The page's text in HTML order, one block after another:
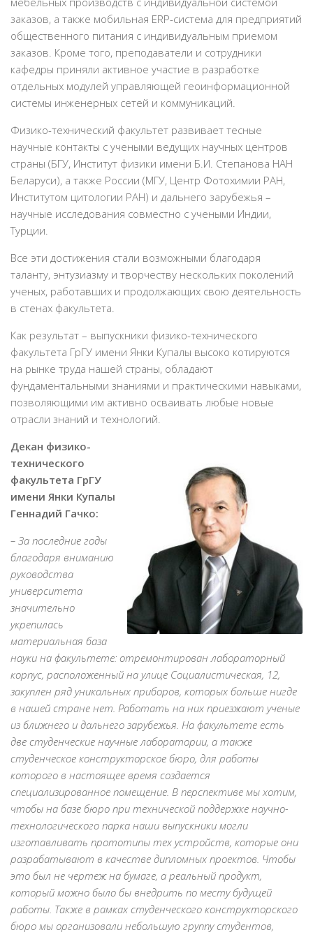
заказов, а также мобильная ERP-система для предприятий
общественного питания с индивидуальным приемом
заказов. Кроме того, преподаватели и сотрудники
кафедры приняли активное участие в разработке
отдельных модулей управляющей геоинформационной
системы инженерных сетей и коммуникаций.
Физико-технический факультет развивает тесные
научные контакты с учеными ведущих научных центров
страны (БГУ, Институт физики имени Б.И. Степанова НАН
Беларуси), а также России (МГУ, Центр Фотохимии РАН,
Институтом цитологии РАН) и дальнего зарубежья –
научные исследования совместно с учеными Индии,
Турции.
Все эти достижения стали возможными благодаря
таланту, энтузиазму и творчеству нескольких поколений
ученых, работавших и продолжающих свою деятельность
в стенах факультета.
Как результат – выпускники физико-технического
факультета ГрГУ имени Янки Купалы высоко котируются
на рынке труда нашей страны, обладают
фундаментальными знаниями и практическими навыками,
позволяющими им активно осваивать любые новые
отрасли знаний и технологий.
Декан физико-
технического
факультета ГрГУ
имени Янки Купалы
Геннадий Гачко:
– За последние годы
благодаря вниманию
руководства
университета
значительно
укрепилась
материальная база
науки на факультете: отремонтирован лабораторный
корпус, расположенный на улице Социалистическая, 12,
закуплен ряд уникальных приборов, которых больше нигде
в нашей стране нет. Работать на них приезжают ученые
из ближнего и дальнего зарубежья. На факультете есть
две студенческие научные лаборатории, а также
студенческое конструкторское бюро, для работы
которого в настоящее время создается
специализированное помещение. В перспективе мы хотим,
чтобы на базе бюро при технической поддержке научно-
технологического парка наши выпускники могли
изготавливать прототипы тех устройств, которые они
разрабатывают в качестве дипломных проектов. Чтобы
это был не чертеж на бумаге, а реальный продукт,
который можно было бы внедрить по месту будущей
работы. Также в рамках студенческого конструкторского
бюро мы организовали небольшую группу студентов,